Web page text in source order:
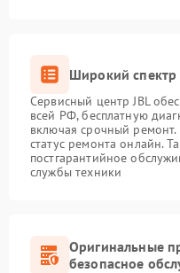
Широкий спектр
Сервисный центр JBL
всей РФ, бесплатную
включая срочный ремонт.
статус ремонта онлайн.
постгарантийное
службы техники
Оригинальные
безопасное